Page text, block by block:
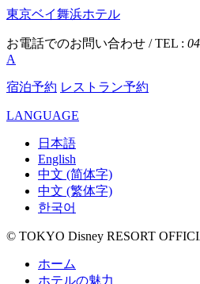
東京ベイ舞浜ホテル
お電話でのお問い合わせ / TEL :
A
宿泊予約 レストラン予約
LANGUAGE
日本語
English
中文 (简体字)
中文 (繁体字)
한국어
© TOKYO Disney RESORT
ホーム
ホテルの魅力